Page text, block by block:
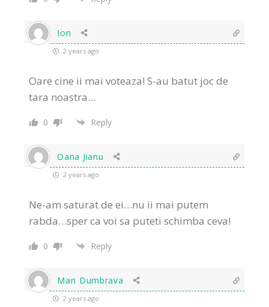
Ion
2 years ago
Oare cine ii mai voteaza! S-au batut joc de
tara noastra…
0 Reply
Oana Jianu
2 years ago
Ne-am saturat de ei…nu ii mai putem
rabda…sper ca voi sa puteti schimba ceva!
0 Reply
Mari Dumbrava
2 years ago